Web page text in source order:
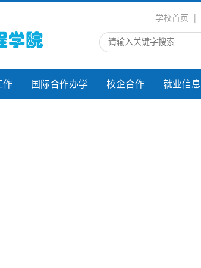
学校首页 |
作 国际合作办学 校企合作 就业信息